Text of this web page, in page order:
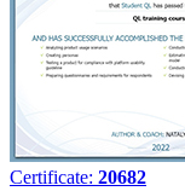
Certificate: 20682